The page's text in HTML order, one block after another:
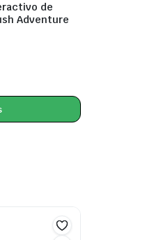
de
Adventure